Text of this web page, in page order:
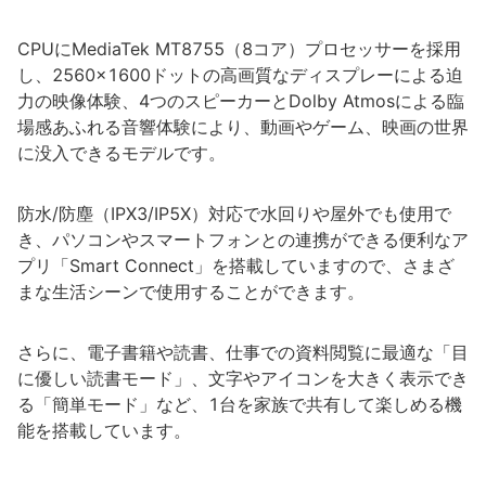
CPUにMediaTek MT8755（8コア）プロセッサーを採用
し、2560×1600ドットの高画質なディスプレーによる迫
力の映像体験、4つのスピーカーとDolby Atmosによる臨
場感あふれる音響体験により、動画やゲーム、映画の世界
に没入できるモデルです。
防水/防塵（IPX3/IP5X）対応で水回りや屋外でも使用で
き、パソコンやスマートフォンとの連携ができる便利なア
プリ「Smart Connect」を搭載していますので、さまざ
まな生活シーンで使用することができます。
さらに、電子書籍や読書、仕事での資料閲覧に最適な「目
に優しい読書モード」、文字やアイコンを大きく表示でき
る「簡単モード」など、1台を家族で共有して楽しめる機
能を搭載しています。